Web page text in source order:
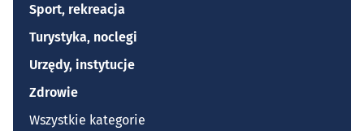
Sport, rekreacja
Turystyka, noclegi
Urzędy, instytucje
Zdrowie
Wszystkie kategorie